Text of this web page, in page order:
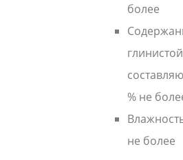
более
глинистой
% не
не более